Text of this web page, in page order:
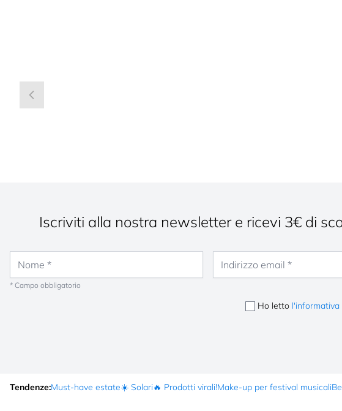
Iscriviti alla nostra newsletter e ricevi 3€ di
* Campo obbligatorio
Ho letto l'informativa
Tendenze:Must-have estate☀️ Solari🔥 Prodotti virali!Make-up per festival musicali